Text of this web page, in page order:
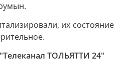
их состояние
ТОЛЬЯТТИ 24"